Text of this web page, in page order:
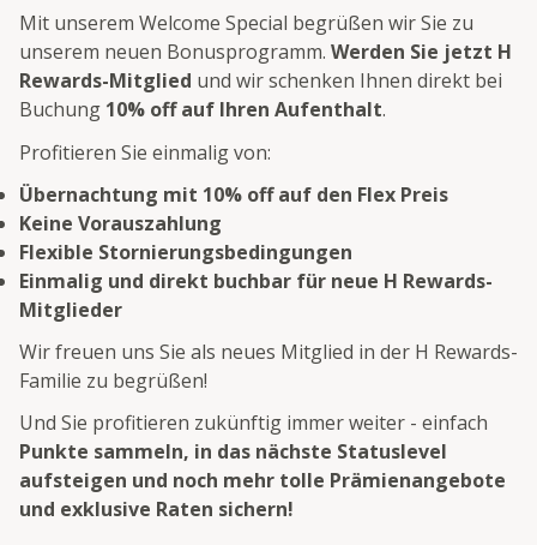
Mit unserem Welcome Special begrüßen wir Sie zu
unserem neuen Bonusprogramm. Werden Sie jetzt H
Rewards-Mitglied und wir schenken Ihnen direkt bei
Buchung 10% off auf Ihren Aufenthalt.
Profitieren Sie einmalig von:
Übernachtung mit 10% off auf den Flex Preis
Keine Vorauszahlung
Flexible Stornierungsbedingungen
Einmalig und direkt buchbar für neue H Rewards-
Mitglieder
Wir freuen uns Sie als neues Mitglied in der H Rewards-
Familie zu begrüßen!
Und Sie profitieren zukünftig immer weiter - einfach
Punkte sammeln, in das nächste Statuslevel
aufsteigen und noch mehr tolle Prämienangebote
und exklusive Raten sichern!